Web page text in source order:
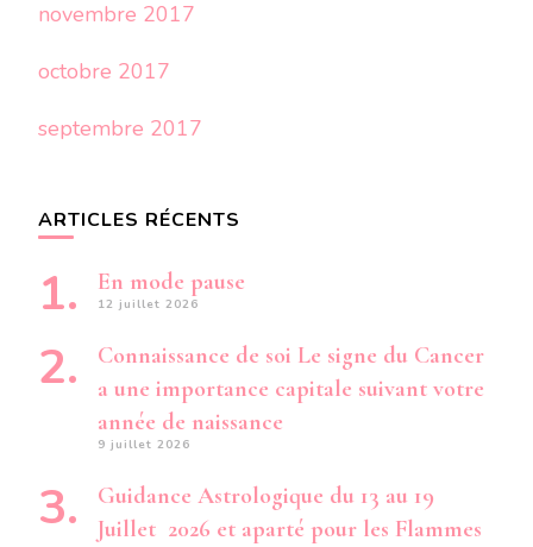
novembre 2017
octobre 2017
septembre 2017
ARTICLES RÉCENTS
En mode pause
12 juillet 2026
Connaissance de soi Le signe du Cancer
a une importance capitale suivant votre
année de naissance
9 juillet 2026
Guidance Astrologique du 13 au 19
Juillet 2026 et aparté pour les Flammes